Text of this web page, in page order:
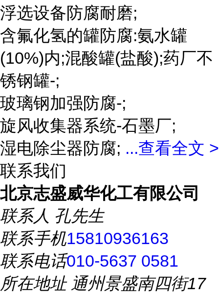
浮选设备防腐耐磨;
含氟化氢的罐防腐:氨水罐
(10%)内;混酸罐(盐酸);药厂不
锈钢罐-;
玻璃钢加强防腐-;
旋风收集器系统-石墨厂;
湿电除尘器防腐; ...查看全文 >
联系我们
北京志盛威华化工有限公司
联系人 孔先生
联系手机15810936163
联系电话010-5637 0581
所在地址通州景盛南四街17